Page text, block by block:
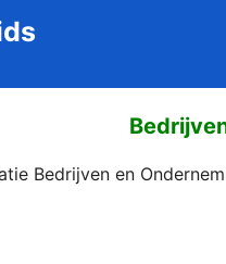
Bedrijven en